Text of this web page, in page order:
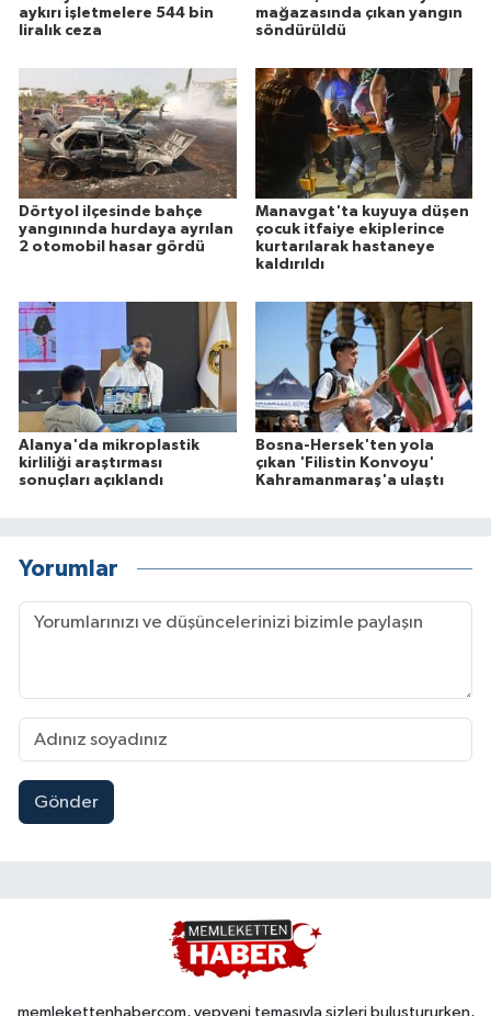
aykırı işletmelere 544 bin
liralık ceza
mağazasında çıkan yangın
söndürüldü
Dörtyol ilçesinde bahçe
yangınında hurdaya ayrılan
2 otomobil hasar gördü
Manavgat'ta kuyuya düşen
çocuk itfaiye ekiplerince
kurtarılarak hastaneye
kaldırıldı
Alanya'da mikroplastik
kirliliği araştırması
sonuçları açıklandı
Bosna-Hersek'ten yola
çıkan 'Filistin Konvoyu'
Kahramanmaraş'a ulaştı
Yorumlar
Gönder
memlekettenhabercom, yepyeni temasıyla sizleri buluştururken,